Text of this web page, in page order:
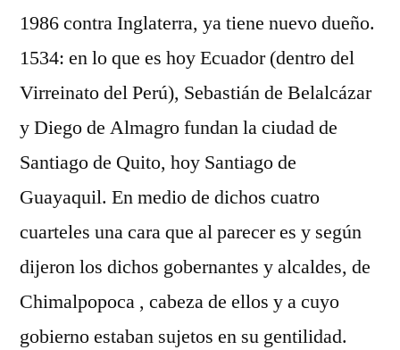
1986 contra Inglaterra, ya tiene nuevo dueño.
1534: en lo que es hoy Ecuador (dentro del
Virreinato del Perú), Sebastián de Belalcázar
y Diego de Almagro fundan la ciudad de
Santiago de Quito, hoy Santiago de
Guayaquil. En medio de dichos cuatro
cuarteles una cara que al parecer es y según
dijeron los dichos gobernantes y alcaldes, de
Chimalpopoca , cabeza de ellos y a cuyo
gobierno estaban sujetos en su gentilidad.